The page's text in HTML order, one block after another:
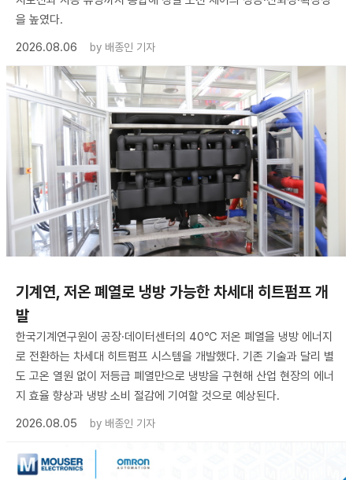
을 높였다.
2026.08.06
by 배종인 기자
기계연, 저온 폐열로 냉방 가능한 차세대 히트펌프 개
발
한국기계연구원이 공장·데이터센터의 40℃ 저온 폐열을 냉방 에너지
로 전환하는 차세대 히트펌프 시스템을 개발했다. 기존 기술과 달리 별
도 고온 열원 없이 저등급 폐열만으로 냉방을 구현해 산업 현장의 에너
지 효율 향상과 냉방 소비 절감에 기여할 것으로 예상된다.
2026.08.05
by 배종인 기자